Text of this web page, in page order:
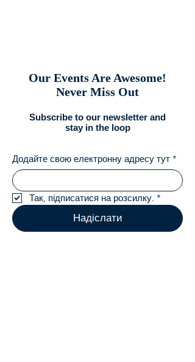
Our Events Are Awesome!
Never Miss Out
Subscribe to our newsletter and
stay in the loop
Додайте свою електронну адресу тут *
Так, підписатися на розсилку. *
Надіслати